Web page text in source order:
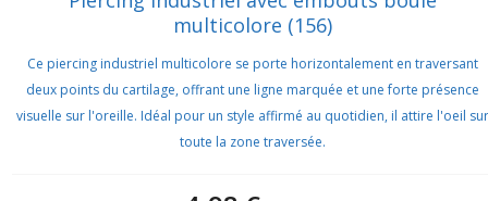
multicolore (156)
Ce piercing industriel multicolore se porte horizontalement en traversant
deux points du cartilage, offrant une ligne marquée et une forte présence
visuelle sur l'oreille. Idéal pour un style affirmé au quotidien, il attire l'oeil sur
toute la zone traversée.